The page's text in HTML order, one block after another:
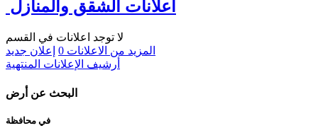
اعلانات الشقق والمنازل
لا توجد اعلانات في القسم
المزيد من الاعلانات 0 إعلان جديد
أرشيف الإعلانات المنتهية
البحث عن أرض
في محافظة